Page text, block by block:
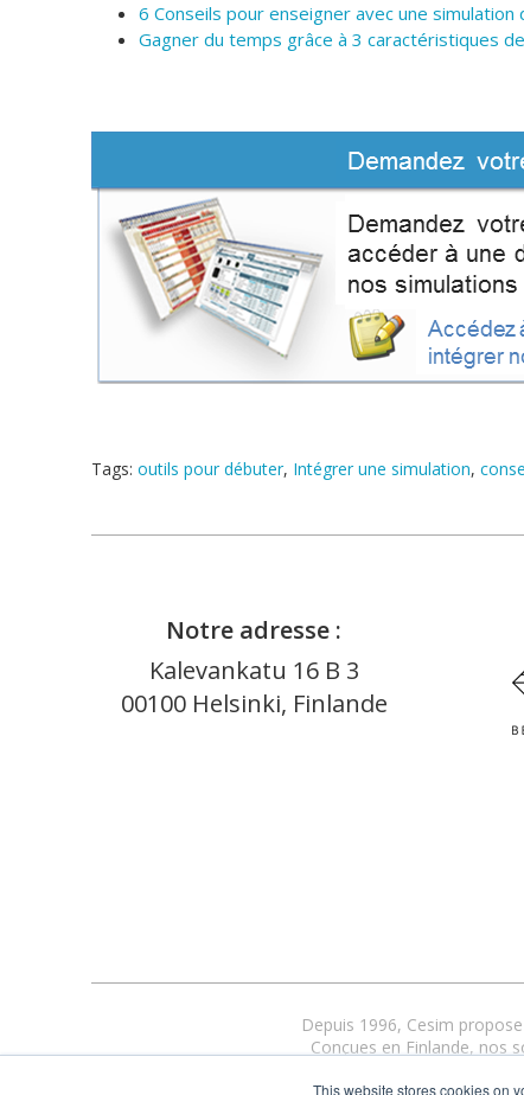
This website stores cookies on
6 Conseils pour enseigner avec une simulation
Gagner du temps grâce à 3 caractéristiques
Tags: outils pour débuter, Intégrer une simulation,
Notre adresse :
Kalevankatu 16 B 3
00100 Helsinki, Finlande
Depuis 1996, Cesim
Conçues en Finlande, nos